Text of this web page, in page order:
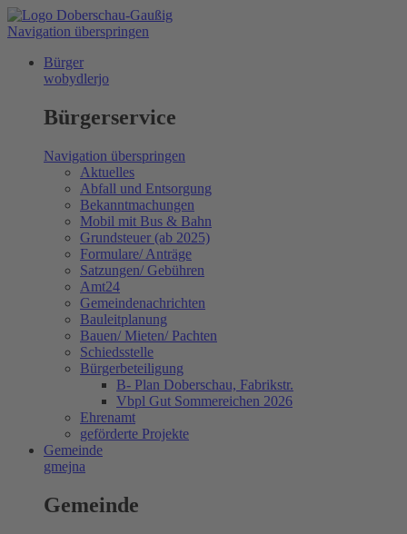
Navigation überspringen
Bürger
wobydlerjo
Bürgerservice
Navigation überspringen
Aktuelles
Abfall und Entsorgung
Bekanntmachungen
Mobil mit Bus & Bahn
Grundsteuer (ab 2025)
Formulare/ Anträge
Satzungen/ Gebühren
Amt24
Gemeindenachrichten
Bauleitplanung
Bauen/ Mieten/ Pachten
Schiedsstelle
Bürgerbeteiligung
B- Plan Doberschau, Fabrikstr.
Vbpl Gut Sommereichen 2026
Ehrenamt
geförderte Projekte
Gemeinde
gmejna
Gemeinde